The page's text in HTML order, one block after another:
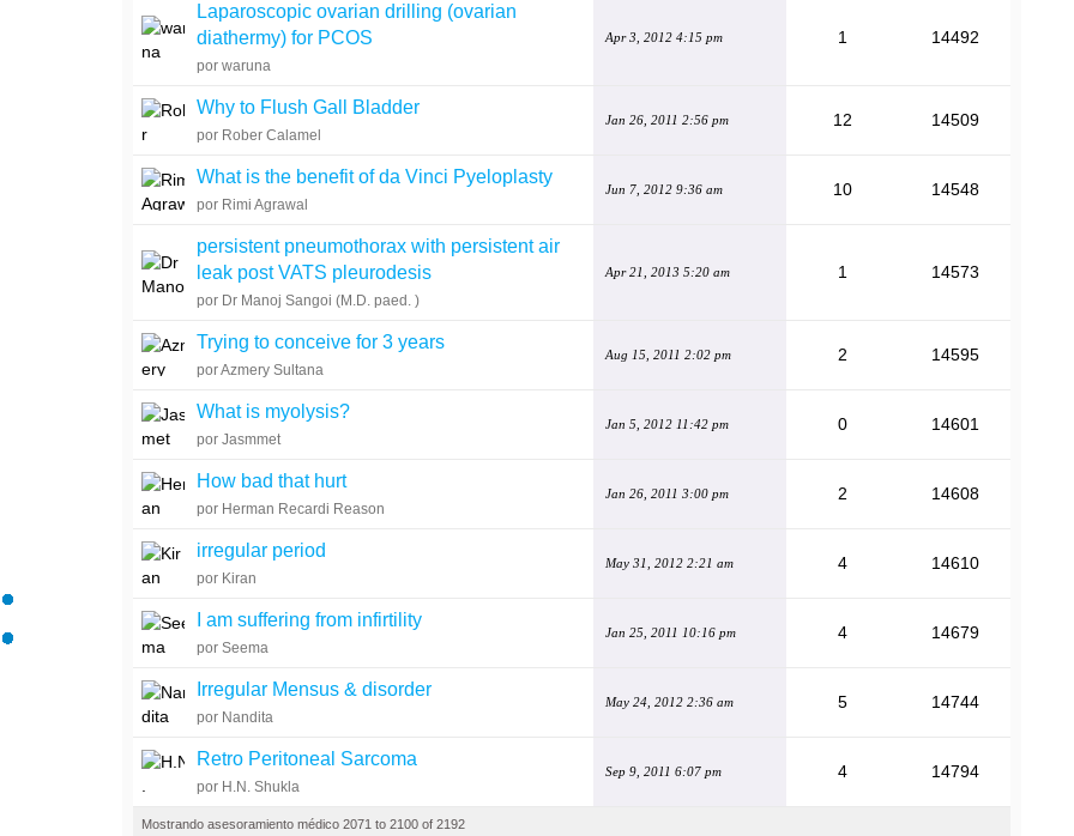
Laparoscopic ovarian drilling (ovarian
diathermy) for PCOS
por waruna
Apr 3, 2012 4:15 pm 1 14492
Why to Flush Gall Bladder
por Rober Calamel
Jan 26, 2011 2:56 pm 12 14509
What is the benefit of da Vinci Pyeloplasty
por Rimi Agrawal
Jun 7, 2012 9:36 am 10 14548
persistent pneumothorax with persistent air
leak post VATS pleurodesis
por Dr Manoj Sangoi (M.D. paed. )
Apr 21, 2013 5:20 am 1 14573
Trying to conceive for 3 years
por Azmery Sultana
Aug 15, 2011 2:02 pm 2 14595
What is myolysis?
por Jasmmet
Jan 5, 2012 11:42 pm 0 14601
How bad that hurt
por Herman Recardi Reason
Jan 26, 2011 3:00 pm 2 14608
irregular period
por Kiran
May 31, 2012 2:21 am 4 14610
I am suffering from infirtility
por Seema
Jan 25, 2011 10:16 pm 4 14679
Irregular Mensus & disorder
por Nandita
May 24, 2012 2:36 am 5 14744
Retro Peritoneal Sarcoma
por H.N. Shukla
Sep 9, 2011 6:07 pm 4 14794
Mostrando asesoramiento médico 2071 to 2100 of 2192